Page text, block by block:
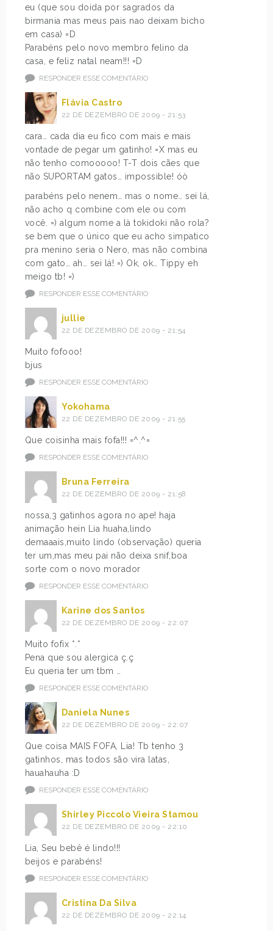
eu (que sou doida por sagrados da
birmania mas meus pais nao deixam bicho
em casa) =D
Parabéns pelo novo membro felino da
casa, e feliz natal neam!!! =D
RESPONDER ESSE COMENTÁRIO
Flávia Castro
22 DE DEZEMBRO DE 2009 - 21:53
cara… cada dia eu fico com mais e mais
vontade de pegar um gatinho! =X mas eu
não tenho comooooo! T-T dois cães que
não SUPORTAM gatos… impossible! óò
parabéns pelo nenem… mas o nome… sei lá,
não acho q combine com ele ou com
você. =) algum nome a là tokidoki não rola?
se bem que o único que eu acho simpatico
pra menino seria o Nero, mas não combina
com gato… ah… sei lá! =) Ok, ok… Tippy eh
meigo tb! =)
RESPONDER ESSE COMENTÁRIO
jullie
22 DE DEZEMBRO DE 2009 - 21:54
Muito fofooo!
bjus
RESPONDER ESSE COMENTÁRIO
Yokohama
22 DE DEZEMBRO DE 2009 - 21:55
Que coisinha mais fofa!!! =^.^=
RESPONDER ESSE COMENTÁRIO
Bruna Ferreira
22 DE DEZEMBRO DE 2009 - 21:58
nossa,3 gatinhos agora no ape! haja
animação hein Lia huaha,lindo
demaaais,muito lindo (observação) queria
ter um,mas meu pai não deixa snif,boa
sorte com o novo morador
RESPONDER ESSE COMENTÁRIO
Karine dos Santos
22 DE DEZEMBRO DE 2009 - 22:07
Muito fofix *.*
Pena que sou alergica ç.ç
Eu queria ter um tbm …
RESPONDER ESSE COMENTÁRIO
Daniela Nunes
22 DE DEZEMBRO DE 2009 - 22:07
Que coisa MAIS FOFA, Lia! Tb tenho 3
gatinhos, mas todos são vira latas,
hauahauha :D
RESPONDER ESSE COMENTÁRIO
Shirley Piccolo Vieira Stamou
22 DE DEZEMBRO DE 2009 - 22:10
Lia, Seu bebê é lindo!!!
beijos e parabéns!
RESPONDER ESSE COMENTÁRIO
Cristina Da Silva
22 DE DEZEMBRO DE 2009 - 22:14